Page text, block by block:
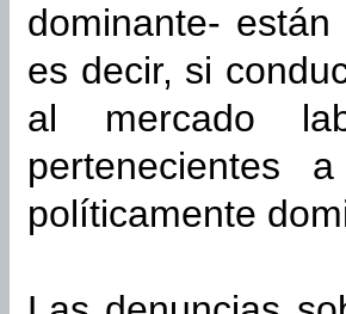
dominante-
es decir, si
al mercado
pertenecientes
políticamente